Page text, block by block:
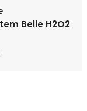
Belle H2O2